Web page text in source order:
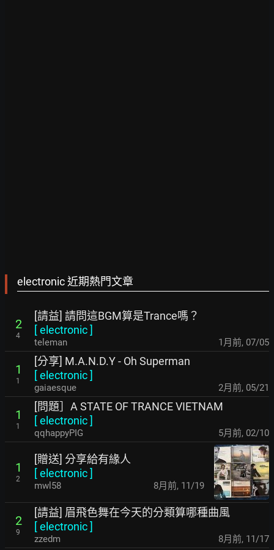
electronic 近期熱門文章
2
4
[請益] 請問這BGM算是Trance嗎？
[electronic]
teleman 1月前, 07/05
1
1
[分享] M.A.N.D.Y - Oh Superman
[electronic]
gaiaesque 2月前, 05/21
1
1
[問題］A STATE OF TRANCE VIETNAM
[electronic]
qqhappyPIG 5月前, 02/10
1
2
[贈送] 分享給有緣人
[electronic]
mwl58 8月前, 11/19
2
9
[請益] 眉飛色舞在今天的分類算哪種曲風
[electronic]
zzedm 8月前, 11/17